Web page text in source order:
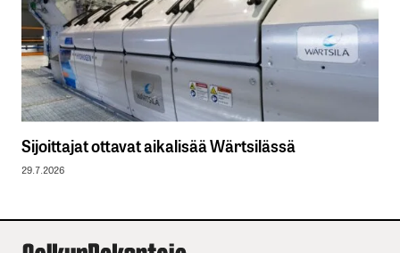
Sijoittajat ottavat aikalisää Wärtsilässä
29.7.2026